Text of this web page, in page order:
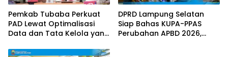
Pemkab Tubaba Perkuat
PAD Lewat Optimalisasi
Data dan Tata Kelola yang
DPRD Lampung Selatan
Siap Bahas KUPA-PPAS
Perubahan APBD 2026,